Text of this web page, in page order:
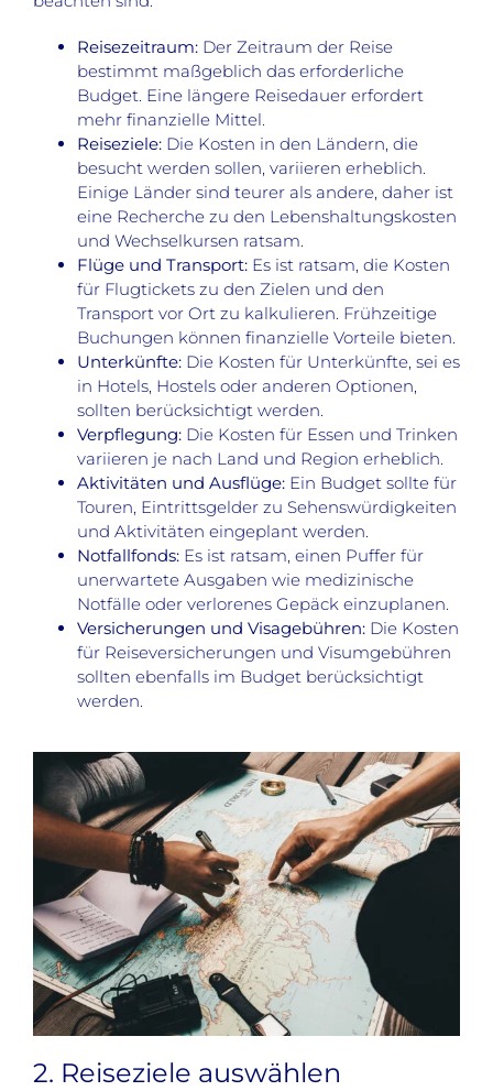
Reisezeitraum:Der Zeitraum der Reise
bestimmt maßgeblich das erforderliche
Budget. Eine längere Reisedauer erfordert
mehr finanzielle Mittel.
Reiseziele:Die Kosten in den Ländern, die
besucht werden sollen, variieren erheblich.
Einige Länder sind teurer als andere, daher ist
eine Recherche zu den Lebenshaltungskosten
und Wechselkursen ratsam.
Flüge und Transport:Es ist ratsam, die Kosten
für Flugtickets zu den Zielen und den
Transport vor Ort zu kalkulieren. Frühzeitige
Buchungen können finanzielle Vorteile bieten.
Unterkünfte:Die Kosten für Unterkünfte, sei es
in Hotels, Hostels oder anderen Optionen,
sollten berücksichtigt werden.
Verpflegung:Die Kosten für Essen und Trinken
variieren je nach Land und Region erheblich.
Aktivitäten und Ausflüge:Ein Budget sollte für
Touren, Eintrittsgelder zu Sehenswürdigkeiten
und Aktivitäten eingeplant werden.
Notfallfonds:Es ist ratsam, einen Puffer für
unerwartete Ausgaben wie medizinische
Notfälle oder verlorenes Gepäck einzuplanen.
Versicherungen und Visagebühren:Die Kosten
für Reiseversicherungen und Visumgebühren
sollten ebenfalls im Budget berücksichtigt
werden.
2. Reiseziele auswählen